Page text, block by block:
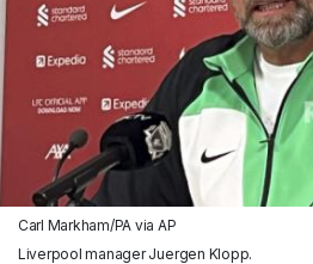
Carl Markham/PA via AP
Liverpool manager Juergen Klopp.